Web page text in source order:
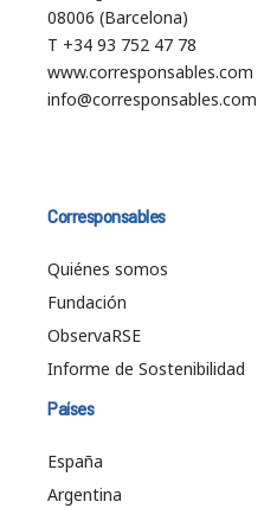
08006 (Barcelona)
T +34 93 752 47 78
www.corresponsables.com
info@corresponsables.com
Corresponsables
Quiénes somos
Fundación
ObservaRSE
Informe de Sostenibilidad
Países
España
Argentina